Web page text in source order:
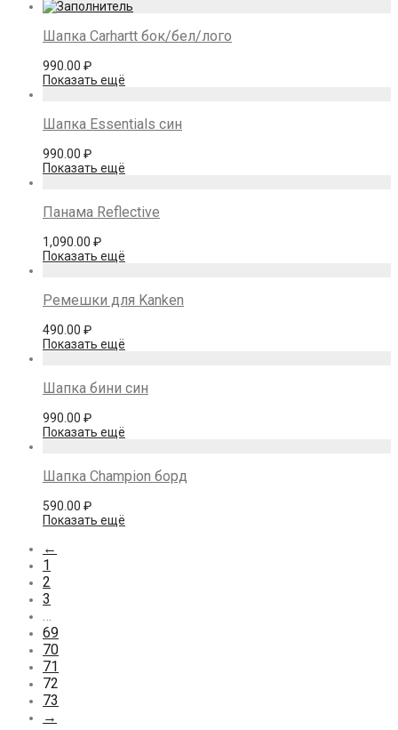
Шапка Carhartt бок/бел/лого
990.00 ₽
Показать ещё
Шапка Essentials син
990.00 ₽
Показать ещё
Панама Reflective
1,090.00 ₽
Показать ещё
Ремешки для Kanken
490.00 ₽
Показать ещё
Шапка бини син
990.00 ₽
Показать ещё
Шапка Champion борд
590.00 ₽
Показать ещё
←
1
2
3
…
69
70
71
72
73
→